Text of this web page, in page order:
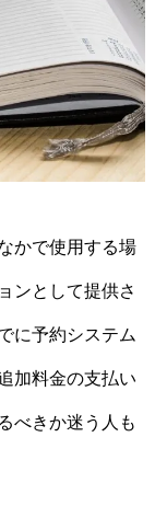
かで使用する場
ンとして提供さ
に予約システム
加料金の支払い
べきか迷う人も